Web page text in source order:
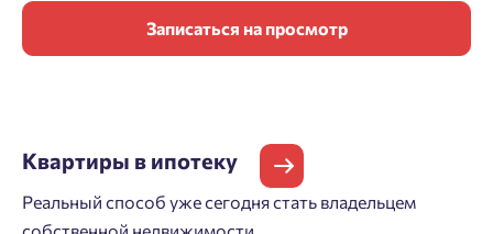
Записаться на просмотр
Квартиры в ипотеку
Реальный способ уже сегодня стать владельцем